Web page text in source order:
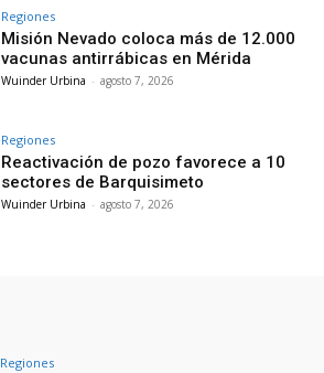
Regiones
Misión Nevado coloca más de 12.000
vacunas antirrábicas en Mérida
Wuinder Urbina - agosto 7, 2026
Regiones
Reactivación de pozo favorece a 10
sectores de Barquisimeto
Wuinder Urbina - agosto 7, 2026
Regiones